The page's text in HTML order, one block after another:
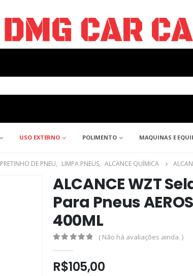
USO EXTERNO POLIMENTO MAQUINAS E
PRETINHO DE PNEU, LIMPA PNEUS, ALCANCE QUÍMICA
ALCANCE WZT
Para Pneus
400ML
( Não há avaliações ainda. )
R$105,00